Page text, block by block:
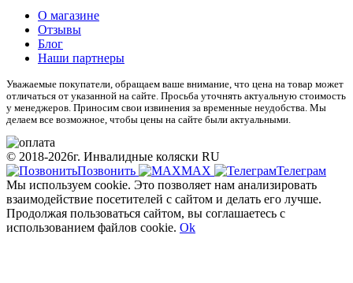
О магазине
Отзывы
Блог
Наши партнеры
Уважаемые покупатели, обращаем ваше внимание, что цена на товар может
отличаться от указанной на сайте. Просьба уточнять актуальную стоимость
у менеджеров. Приносим свои извинения за временные неудобства. Мы
делаем все возможное, чтобы цены на сайте были актуальными.
© 2018-2026г. Инвалидные коляски RU
Позвонить
МАХ
Телеграм
Мы используем cookie. Это позволяет нам анализировать
взаимодействие посетителей с сайтом и делать его лучше.
Продолжая пользоваться сайтом, вы соглашаетесь с
использованием файлов cookie. Ok